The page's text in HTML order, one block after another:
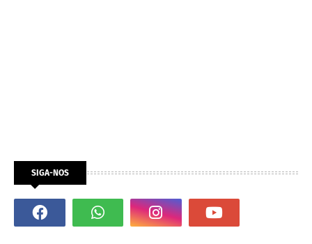
SIGA-NOS